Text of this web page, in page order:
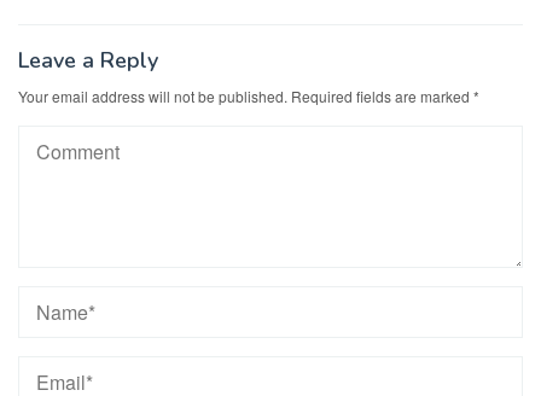
Leave a Reply
Your email address will not be published. Required fields are marked *